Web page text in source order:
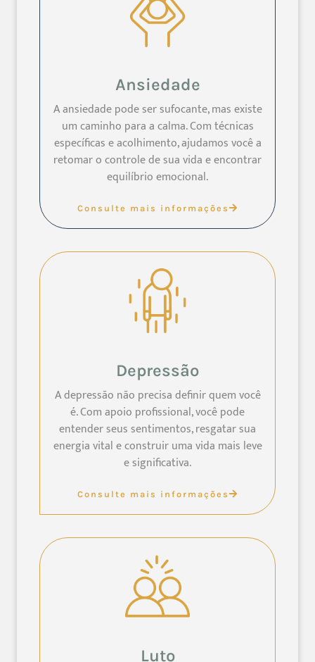
Ansiedade
A ansiedade pode ser sufocante, mas existe
um caminho para a calma. Com técnicas
específicas e acolhimento, ajudamos você a
retomar o controle de sua vida e encontrar
equilíbrio emocional.
Consulte mais informações
Depressão
A depressão não precisa definir quem você
é. Com apoio profissional, você pode
entender seus sentimentos, resgatar sua
energia vital e construir uma vida mais leve
e significativa.
Consulte mais informações
Luto